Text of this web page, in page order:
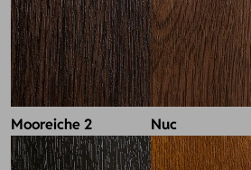
Mooreiche 2 Nuc